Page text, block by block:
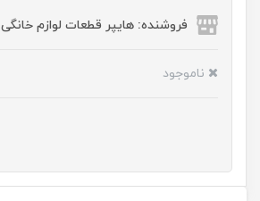
فروشنده: هایپر قطعات لوازم خانگی
ناموجود